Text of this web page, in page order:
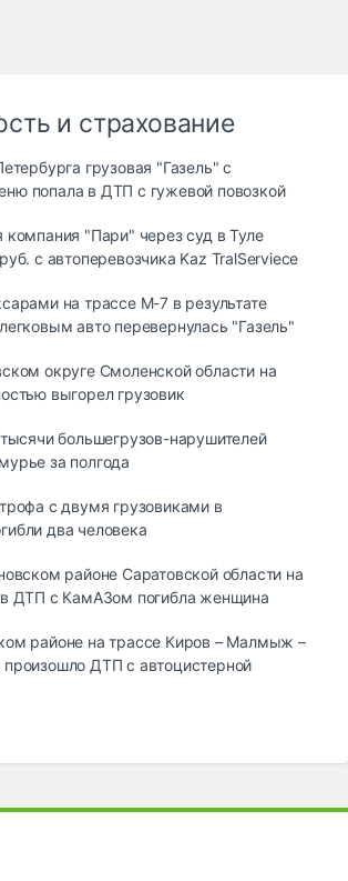
и страхование
грузовая "Газель" с
попала в ДТП с гужевой повозкой
компания "Пари" через суд в Туле
с автоперевозчика Kaz TralServiece
на трассе М-7 в результате
авто перевернулась "Газель"
округе Смоленской области на
выгорел грузовик
большегрузов-нарушителей
за полгода
с двумя грузовиками в
два человека
районе Саратовской области на
в ДТП с КамАЗом погибла женщина
районе на трассе Киров – Малмыж –
ДТП с автоцистерной